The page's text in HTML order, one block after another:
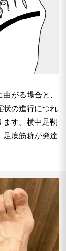
がる場合と、
状の進行につれ
ます。横中足靭
足底筋群が発達